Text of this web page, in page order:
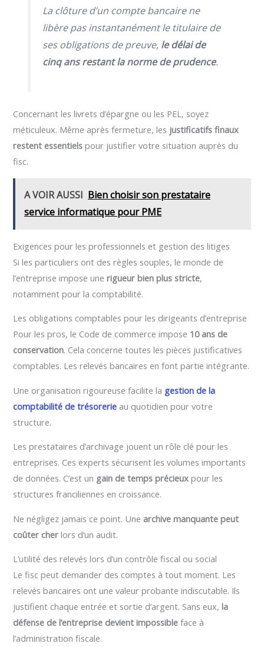
La clôture d’un compte bancaire ne
libère pas instantanément le titulaire de
ses obligations de preuve, le délai de
cinq ans restant la norme de prudence.
Concernant les livrets d’épargne ou les PEL, soyez
méticuleux. Même après fermeture, les justificatifs finaux
restent essentiels pour justifier votre situation auprès du
fisc.
A VOIR AUSSI Bien choisir son prestataire
service informatique pour PME
Exigences pour les professionnels et gestion des litiges
Si les particuliers ont des règles souples, le monde de
l’entreprise impose unerigueur bien plus stricte,
notamment pour la comptabilité.
Les obligations comptables pour les dirigeants d’entreprise
Pour les pros, le Code de commerce impose 10 ans de
conservation. Cela concerne toutes les pièces justificatives
comptables. Les relevés bancaires en font partie intégrante.
Une organisation rigoureuse facilite la gestion de la
comptabilité de trésorerie au quotidien pour votre
structure.
Les prestataires d’archivage jouent un rôle clé pour les
entreprises. Ces experts sécurisent les volumes importants
de données. C’est un gain de temps précieux pour les
structures franciliennes en croissance.
Ne négligez jamais ce point. Une archive manquante peut
coûter cher lors d’un audit.
L’utilité des relevés lors d’un contrôle fiscal ou social
Le fisc peut demander des comptes à tout moment. Les
relevés bancaires ont une valeur probante indiscutable. Ils
justifient chaque entrée et sortie d’argent. Sans eux,la
défense de l’entreprise devient impossible face à
l’administration fiscale.